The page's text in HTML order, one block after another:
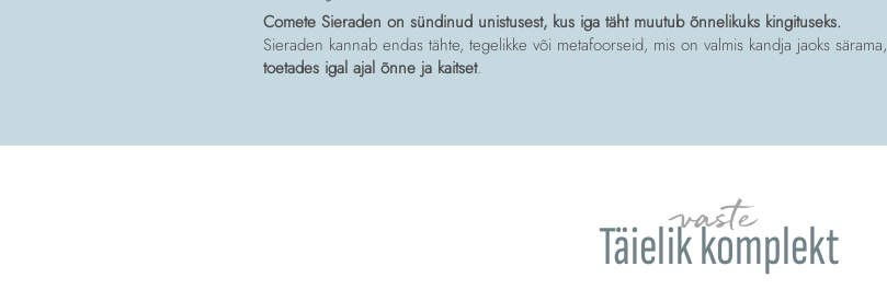
Comete Sieraden on sündinud unistusest, kus iga täht muutub õnnelikuks kingituseks.
Sieraden kannab endas tähte, tegelikke või metafoorseid, mis on valmis kandja jaoks särama,
toetades igal ajal õnne ja kaitset.
Täielik komplekt
vaste